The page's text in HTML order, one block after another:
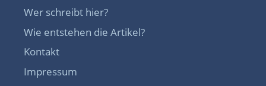
Wer schreibt hier?
Wie entstehen die Artikel?
Kontakt
Impressum